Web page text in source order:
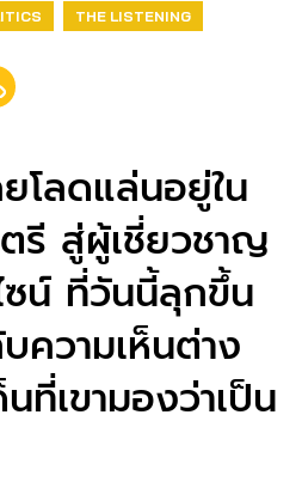
THE LISTENING
ยโลดแล่นอยู่ใน
รี สู่ผู้เชี่ยวชาญ
น์ ที่วันนี้ลุกขึ้น
ความเห็นต่าง
ที่เขามองว่าเป็น